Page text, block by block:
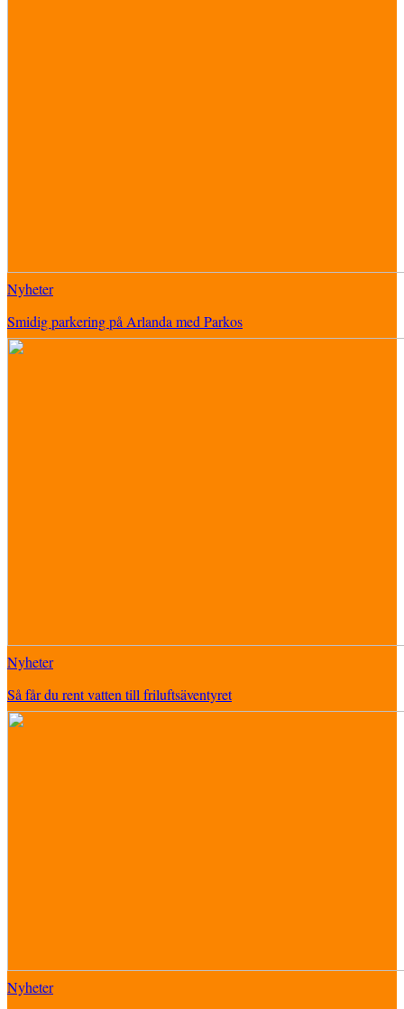
Nyheter
Smidig parkering på Arlanda med Parkos
Nyheter
Så får du rent vatten till friluftsäventyret
Nyheter